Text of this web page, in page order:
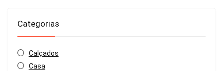
Categorias
Calçados
Casa